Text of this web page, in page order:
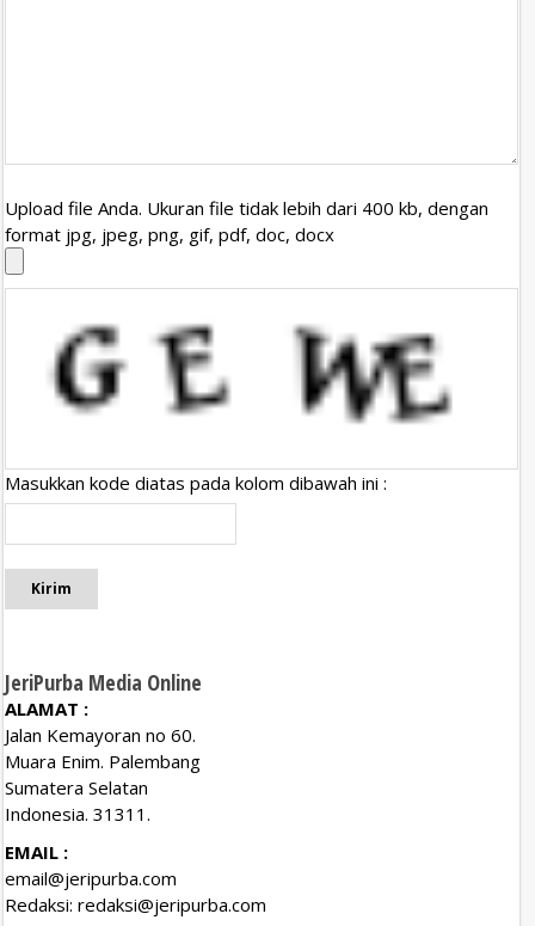
Upload file Anda. Ukuran file tidak lebih dari 400 kb, dengan
format jpg, jpeg, png, gif, pdf, doc, docx
Masukkan kode diatas pada kolom dibawah ini :
JeriPurba Media Online
ALAMAT :
Jalan Kemayoran no 60.
Muara Enim. Palembang
Sumatera Selatan
Indonesia. 31311.
EMAIL :
email@jeripurba.com
Redaksi: redaksi@jeripurba.com